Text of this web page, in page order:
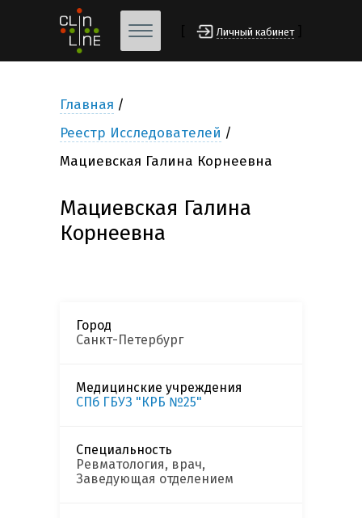
Личный кабинет
Главная
Реестр Исследователей
Мациевская Галина Корнеевна
Мациевская Галина
Корнеевна
Город
Санкт-Петербург
Медицинские учреждения
СПб ГБУЗ "КРБ №25"
Специальность
Ревматология, врач,
Заведующая отделением